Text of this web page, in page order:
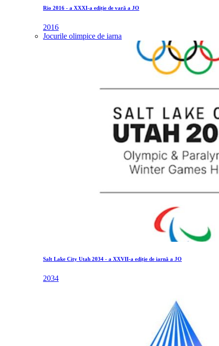
Rio 2016 - a XXXI-a ediție de vară a JO
2016
Jocurile olimpice de iarna
Salt Lake City Utah 2034 - a XXVII-a ediție de iarnă a JO
2034